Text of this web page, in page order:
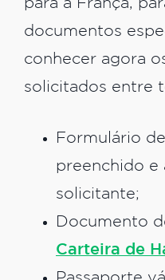
para a França,
documentos
conhecer agora
solicitados entre
Formulário
preenchido e
solicitante;
Documento
Carteira de